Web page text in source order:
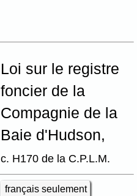
Loi sur le registre
foncier de la
Compagnie de la
Baie d'Hudson,
c. H170 de la C.P.L.M.
français seulement